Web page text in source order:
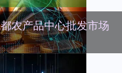
农产品中心批发市场